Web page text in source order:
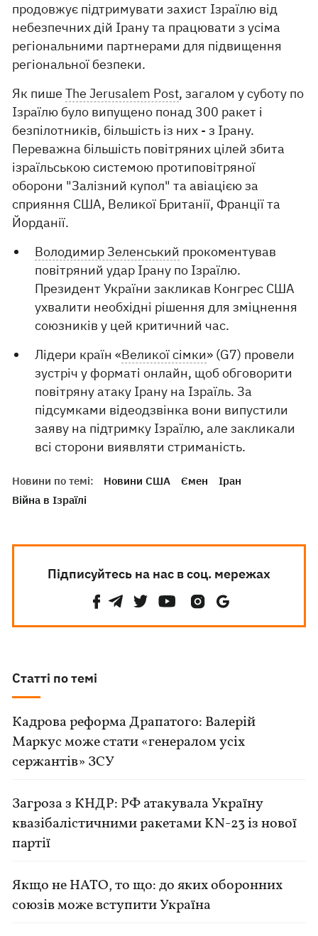
продовжує підтримувати захист Ізраїлю від
небезпечних дій Ірану та працювати з усіма
регіональними партнерами для підвищення
регіональної безпеки.
Як пишеThe Jerusalem Post, загалом у суботу по
Ізраїлю було випущено понад 300 ракет і
безпілотників, більшість із них - з Ірану.
Переважна більшість повітряних цілей збита
ізраїльською системою протиповітряної
оборони "Залізний купол" та авіацією за
сприяння США, Великої Британії, Франції та
Йорданії.
Володимир Зеленський прокоментував
повітряний удар Ірану по Ізраїлю.
Президент України закликав Конгрес США
ухвалити необхідні рішення для зміцнення
союзників у цей критичний час.
Лідери країн «Великої сімки» (G7) провели
зустріч у форматі онлайн, щоб обговорити
повітряну атаку Ірану на Ізраїль. За
підсумками відеодзвінка вони випустили
заяву на підтримку Ізраїлю, але закликали
всі сторони виявляти стриманість.
Новини по темі: Новини США Ємен
Іран
Війна в Ізраїлі
Підписуйтесь на нас в соц. мережах
Статті по темі
Кадрова реформа Драпатого: Валерій
Маркус може стати «генералом усіх
сержантів» ЗСУ
Загроза з КНДР: РФ атакувала Україну
квазібалістичними ракетами KN-23 із нової
партії
Якщо не НАТО, то що: до яких оборонних
союзів може вступити Україна